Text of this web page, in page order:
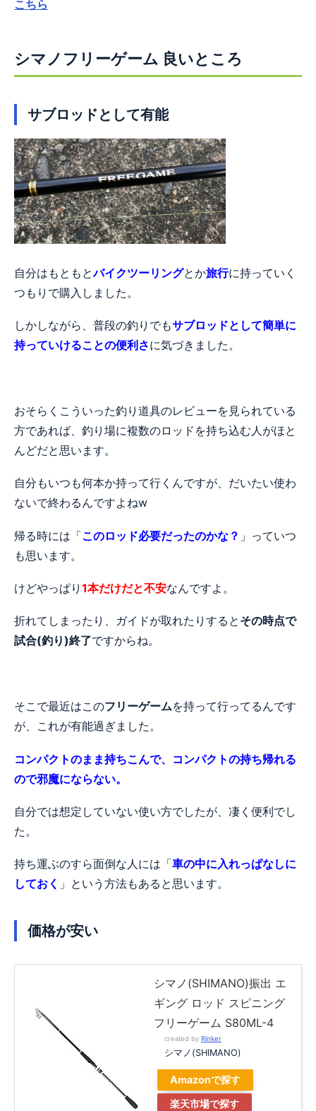
こちら
シマノフリーゲーム 良いところ
サブロッドとして有能
自分はもともとバイクツーリングとか旅行に持っていく
つもりで購入しました。
しかしながら、普段の釣りでもサブロッドとして簡単に
持っていけることの便利さに気づきました。
おそらくこういった釣り道具のレビューを見られている
方であれば、釣り場に複数のロッドを持ち込む人がほと
んどだと思います。
自分もいつも何本か持って行くんですが、だいたい使わ
ないで終わるんですよねw
帰る時には「このロッド必要だったのかな？ 」っていつ
も思います。
けどやっぱり 1本だけだと不安なんですよ。
折れてしまったり、ガイドが取れたりすると その時点で
試合(釣り)終了ですからね。
そこで最近はこのフリーゲームを持って行ってるんです
が、これが有能過ぎました。
コンパクトのまま持ちこんで、コンパクトの持ち帰れる
ので邪魔にならない。
自分では想定していない使い方でしたが、凄く便利でし
た。
持ち運ぶのすら面倒な人には「車の中に入れっぱなしに
しておく 」という方法もあると思います。
価格が安い
シマノ(SHIMANO)振出 エ
ギング ロッド スピニング
フリーゲーム S80ML-4
created by Rinker
シマノ(SHIMANO)
Amazonで探す
楽天市場で探す